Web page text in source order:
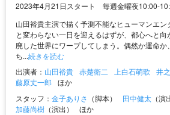
2023年4月21日スタート 毎週金曜夜10:00-
山田裕貴主演で描く予測不能なヒューマンエ
と変わらない一日を迎えるはずが、都心へと
廃した世界にワープしてしまう。偶然か運命
ち...続きを読む
出演者： 山田裕貴 赤楚衛二 上白石萌歌 井
藤原丈一郎 ほか
スタッフ： 金子ありさ （脚本） 田中健太 （演
加藤尚樹 （演出） ほか